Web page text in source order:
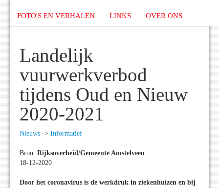
FOTO'S EN VERHALEN LINKS OVER ONS
Landelijk
vuurwerkverbod
tijdens Oud en Nieuw
2020-2021
Nieuws -> Informatief
Bron: Rijksoverheid/Gemeente Amstelveen
18-12-2020
Door het coronavirus is de werkdruk in ziekenhuizen en bij